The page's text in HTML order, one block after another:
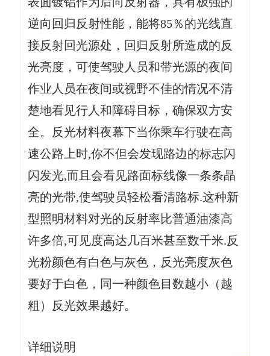
逆向回归反射性能，能将85％的光线直
接反射回光源处，回归反射所造成的反
光亮度，可使驾驶人员和带光源的夜间
作业人员在夜间或视野不佳的情况不清
楚地看见行人和障碍目标，确保双方安
全。反光材料夜幕下当你乘车行驶在高
速公路上时,你不但会发现路边的标志闪
闪发光,而且会看见路面标线像一条条晶
亮的光带,使驾驶员轻松看清路标.这种新
型照明材料对光的反射率比普通油漆高
许多倍,可见度高达几百米甚至数千米.反
光粉颜色有白色与灰色，反光亮度灰色
要好于白色，同一种颜色目数越小（越
粗）
反光效果越好。
详细说明